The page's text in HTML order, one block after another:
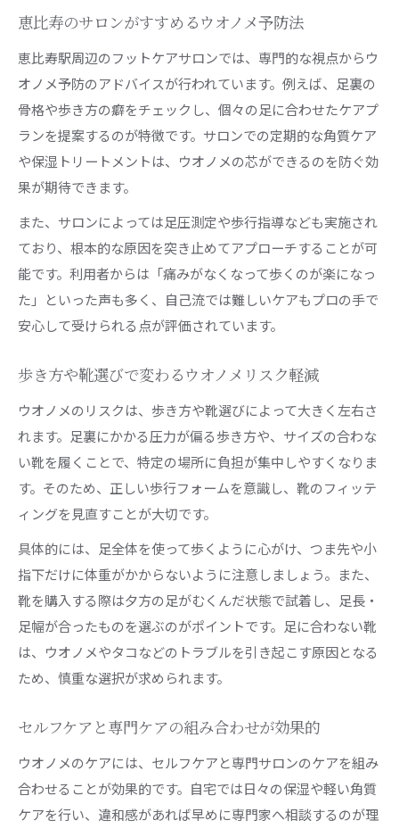
恵比寿のサロンがすすめるウオノメ予防法
恵比寿駅周辺のフットケアサロンでは、専門的な視点からウ
オノメ予防のアドバイスが行われています。例えば、足裏の
骨格や歩き方の癖をチェックし、個々の足に合わせたケアプ
ランを提案するのが特徴です。サロンでの定期的な角質ケア
や保湿トリートメントは、ウオノメの芯ができるのを防ぐ効
果が期待できます。
また、サロンによっては足圧測定や歩行指導なども実施され
ており、根本的な原因を突き止めてアプローチすることが可
能です。利用者からは「痛みがなくなって歩くのが楽になっ
た」といった声も多く、自己流では難しいケアもプロの手で
安心して受けられる点が評価されています。
歩き方や靴選びで変わるウオノメリスク軽減
ウオノメのリスクは、歩き方や靴選びによって大きく左右さ
れます。足裏にかかる圧力が偏る歩き方や、サイズの合わな
い靴を履くことで、特定の場所に負担が集中しやすくなりま
す。そのため、正しい歩行フォームを意識し、靴のフィッテ
ィングを見直すことが大切です。
具体的には、足全体を使って歩くように心がけ、つま先や小
指下だけに体重がかからないように注意しましょう。また、
靴を購入する際は夕方の足がむくんだ状態で試着し、足長・
足幅が合ったものを選ぶのがポイントです。足に合わない靴
は、ウオノメやタコなどのトラブルを引き起こす原因となる
ため、慎重な選択が求められます。
セルフケアと専門ケアの組み合わせが効果的
ウオノメのケアには、セルフケアと専門サロンのケアを組み
合わせることが効果的です。自宅では日々の保湿や軽い角質
ケアを行い、違和感があれば早めに専門家へ相談するのが理